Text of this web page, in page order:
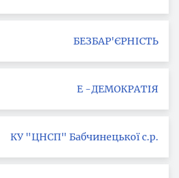
БЕЗБАР'ЄРНІСТЬ
Е -ДЕМОКРАТІЯ
КУ "ЦНСП" Бабчинецької с.р.